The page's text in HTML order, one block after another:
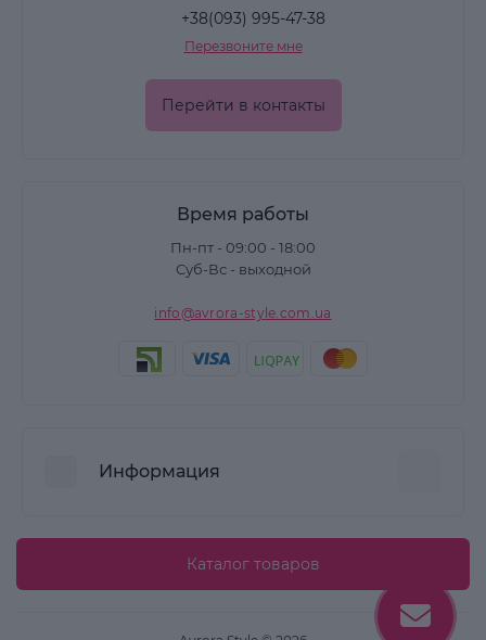
+38(093) 995-47-38
Перезвоните мне
Перейти в контакты
Время работы
Пн-пт - 09:00 - 18:00
Суб-Вс - выходной
info@avrora-style.com.ua
Информация
Пользовательское соглашение
Каталог товаров